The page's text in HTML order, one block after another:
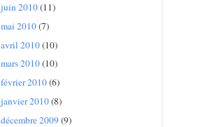
juin 2010(11)
mai 2010(7)
avril 2010(10)
mars 2010(10)
février 2010(6)
janvier 2010(8)
décembre 2009 (9)